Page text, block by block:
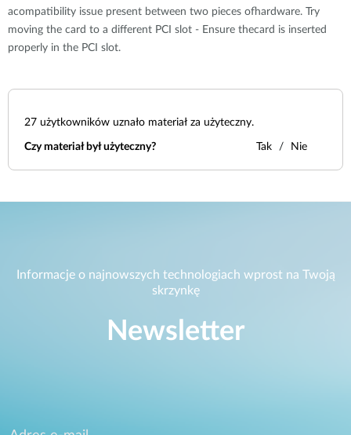
acompatibility issue present between two pieces ofhardware. Try
moving the card to a different PCI slot - Ensure thecard is inserted
properly in the PCI slot.
27 użytkowników uznało materiał za użyteczny.
Czy materiał był użyteczny? Tak Nie
Informacje o najnowszych technologiach wprost na Twoją
skrzynkę
Newsletter